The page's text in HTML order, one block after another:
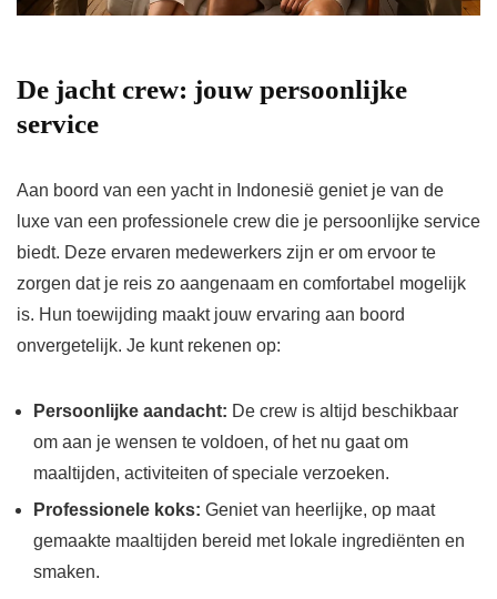
De jacht crew: jouw persoonlijke
service
Aan boord van een yacht in Indonesië geniet je van de
luxe van een professionele crew die je persoonlijke service
biedt. Deze ervaren medewerkers zijn er om ervoor te
zorgen dat je reis zo aangenaam en comfortabel mogelijk
is. Hun toewijding maakt jouw ervaring aan boord
onvergetelijk. Je kunt rekenen op:
Persoonlijke aandacht: De crew is altijd beschikbaar
om aan je wensen te voldoen, of het nu gaat om
maaltijden, activiteiten of speciale verzoeken.
Professionele koks: Geniet van heerlijke, op maat
gemaakte maaltijden bereid met lokale ingrediënten en
smaken.